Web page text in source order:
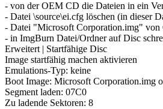
- von der OEM CD die Dateien in ein
- Datei \source\ei.cfg löschen (in dieser
- Datei "Microsoft Corporation.img" von
- in ImgBurn Datei/Ordner auf Disc
Erweitert | Startfähige Disc
Image startfähig machen aktivieren
Emulations-Typ: keine
Boot Image: Microsoft Corporation.img
Segment laden: 07C0
Zu ladende Sektoren: 8